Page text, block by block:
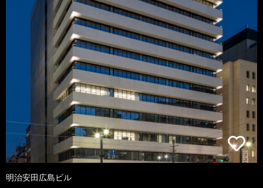
明治安田広島ビル